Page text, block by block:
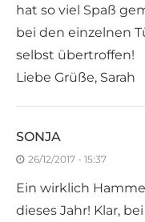
hat so viel Spaß
bei den einzelnen
selbst übertroffen!
Liebe Grüße, Sarah
SONJA
26/12/2017 - 15:37
Ein wirklich
dieses Jahr! Klar,